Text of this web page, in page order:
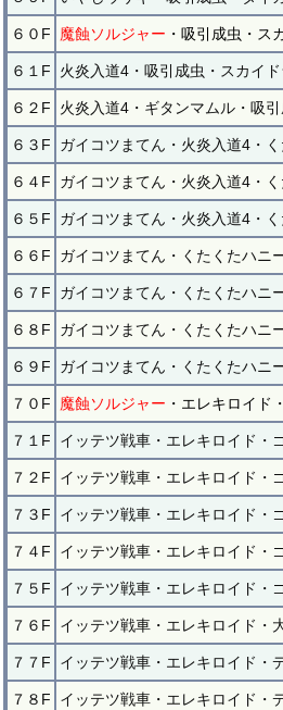
６０F 魔蝕ソルジャー ・吸引成虫・ス
６１F 火炎入道4・吸引成虫・スカイ
６２F 火炎入道4・ギタンマムル・吸
６３F ガイコツまてん・火炎入道4・
６４F ガイコツまてん・火炎入道4・
６５F ガイコツまてん・火炎入道4・
６６F ガイコツまてん・くたくたハニ
６７F ガイコツまてん・くたくたハニ
６８F ガイコツまてん・くたくたハニ
６９F ガイコツまてん・くたくたハニ
７０F 魔蝕ソルジャー ・エレキロイド
７１F イッテツ戦車・エレキロイド・
７２F イッテツ戦車・エレキロイド・
７３F イッテツ戦車・エレキロイド・
７４F イッテツ戦車・エレキロイド・
７５F イッテツ戦車・エレキロイド・
７６F イッテツ戦車・エレキロイド・
７７F イッテツ戦車・エレキロイド・
７８F イッテツ戦車・エレキロイド・